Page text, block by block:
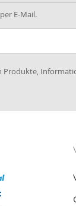
E-Mail.
Produkte,